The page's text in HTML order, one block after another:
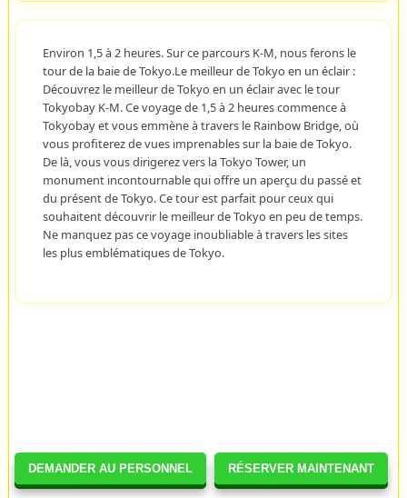
DEMANDER AU PERSONNEL RÉSERVER MAINTENANT
Environ 1,5 à 2 heures. Sur ce parcours K-M, nous ferons le
tour de la baie de Tokyo.Le meilleur de Tokyo en un éclair :
Découvrez le meilleur de Tokyo en un éclair avec le tour
Tokyobay K-M. Ce voyage de 1,5 à 2 heures commence à
Tokyobay et vous emmène à travers le Rainbow Bridge, où
vous profiterez de vues imprenables sur la baie de Tokyo.
De là, vous vous dirigerez vers la Tokyo Tower, un
monument incontournable qui offre un aperçu du passé et
du présent de Tokyo. Ce tour est parfait pour ceux qui
souhaitent découvrir le meilleur de Tokyo en peu de temps.
Ne manquez pas ce voyage inoubliable à travers les sites
les plus emblématiques de Tokyo.